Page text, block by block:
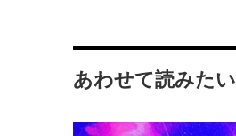
あわせて読みたい